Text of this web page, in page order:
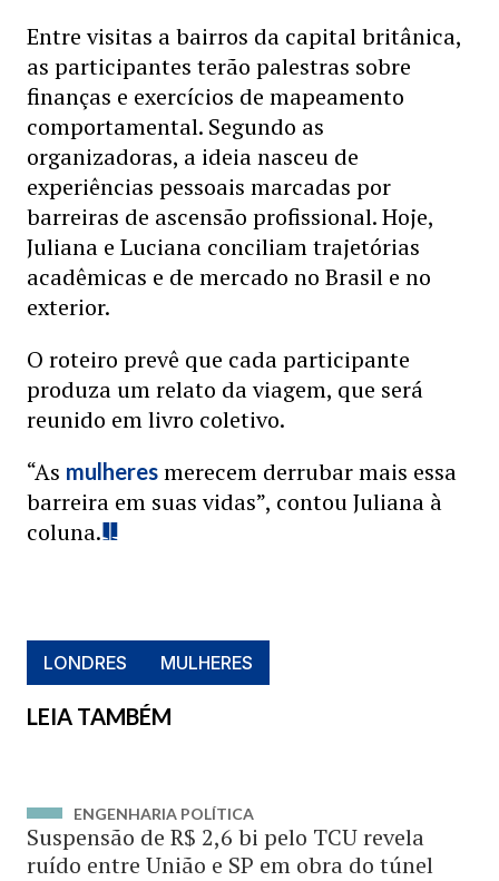
Entre visitas a bairros da capital britânica,
as participantes terão palestras sobre
finanças e exercícios de mapeamento
comportamental. Segundo as
organizadoras, a ideia nasceu de
experiências pessoais marcadas por
barreiras de ascensão profissional. Hoje,
Juliana e Luciana conciliam trajetórias
acadêmicas e de mercado no Brasil e no
exterior.
O roteiro prevê que cada participante
produza um relato da viagem, que será
reunido em livro coletivo.
“As mulheres merecem derrubar mais essa
barreira em suas vidas”, contou Juliana à
coluna.
LONDRES MULHERES
LEIA TAMBÉM
ENGENHARIA POLÍTICA
Suspensão de R$ 2,6 bi pelo TCU revela
ruído entre União e SP em obra do túnel